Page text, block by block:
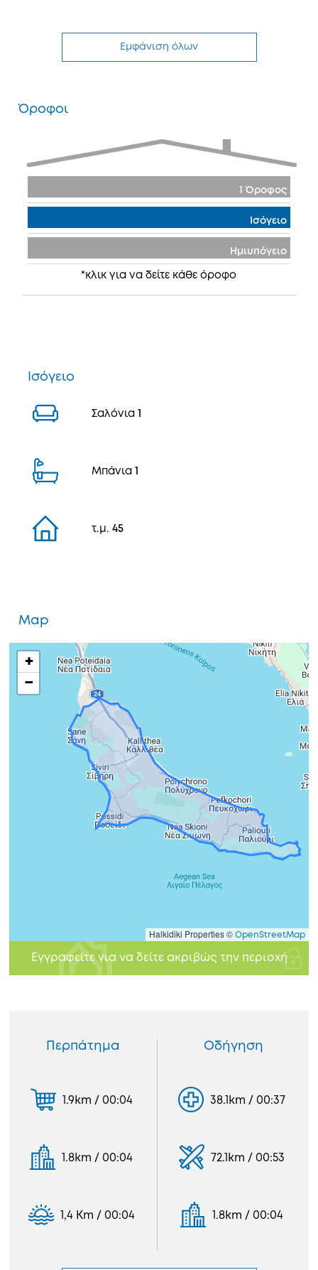
Εμφάνιση όλων
Όροφοι
1 Όροφος
Ισόγειο
Ημιυπόγειο
*κλικ για να δείτε κάθε όροφο
Ισόγειο
Σαλόνια
Μπάνια
τ.μ. 45
Map
+
−
Halkidiki Properties © OpenStreetMap
Εγγραφείτε για να δείτε ακριβώς την περιοχή
Περπάτημα
1.9km / 00:04
1.8km / 00:04
1,4 Km / 00:04
Οδήγηση
38.1km / 00:37
72.1km / 00:53
1.8km / 00:04